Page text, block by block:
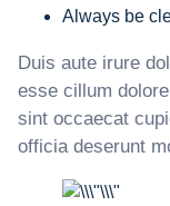
Always be
Duis aute irure
esse cillum
sint occaecat
officia deserunt